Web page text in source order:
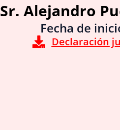
Sr. Alejandro
Fecha de
Declaración